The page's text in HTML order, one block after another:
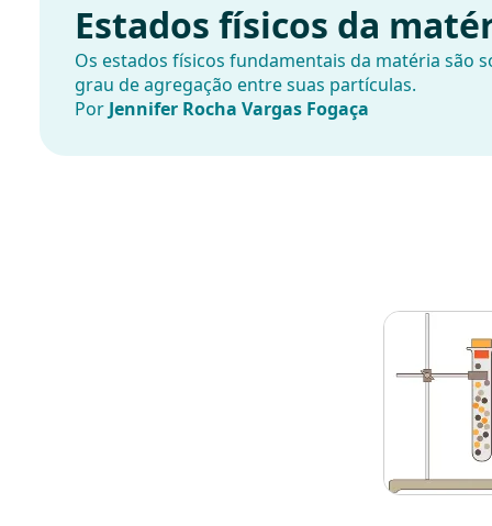
Estados físicos da
Os estados físicos fundamentais da matéria são
grau de agregação entre suas partículas.
Por Jennifer Rocha Vargas Fogaça